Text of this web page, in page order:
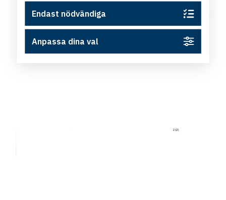
Endast nödvändiga
Anpassa dina val